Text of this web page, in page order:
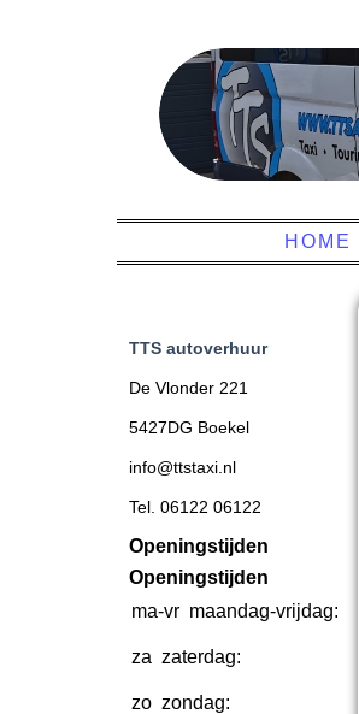
HOME
TTS autoverhuur
De Vlonder 221
5427DG Boekel
info@ttstaxi.nl
Tel. 06122 06122
Openingstijden
Openingstijden
ma-vr maandag-vrijdag:
za zaterdag:
zo zondag: